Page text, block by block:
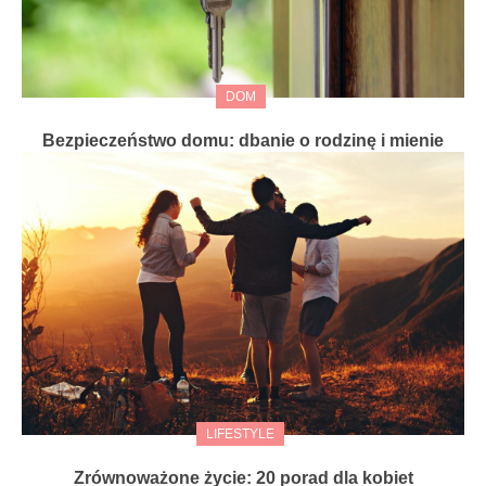
DOM
Bezpieczeństwo domu: dbanie o rodzinę i mienie
LIFESTYLE
Zrównoważone życie: 20 porad dla kobiet